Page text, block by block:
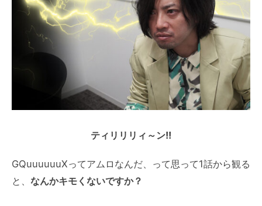
ティリリリィ～ン!!
GQuuuuuuXってアムロなんだ、って思って1話から観る
と、 なんかキモくないですか？